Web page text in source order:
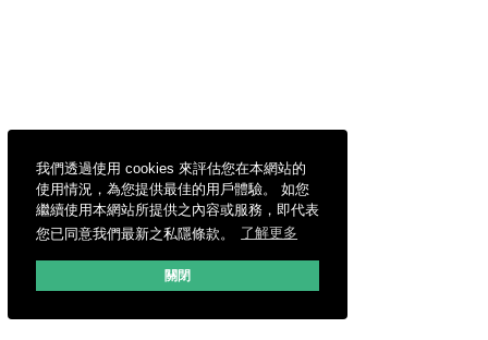
我們透過使用 cookies 來評估您在本網站的
使用情況，為您提供最佳的用戶體驗。 如您
繼續使用本網站所提供之內容或服務，即代表
您已同意我們最新之私隱條款。
了解更多
關閉